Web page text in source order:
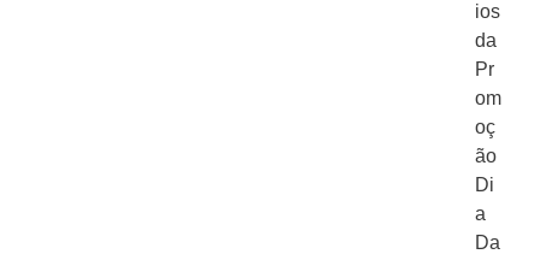
ios
da
Pr
om
oç
ão
Di
a
Da